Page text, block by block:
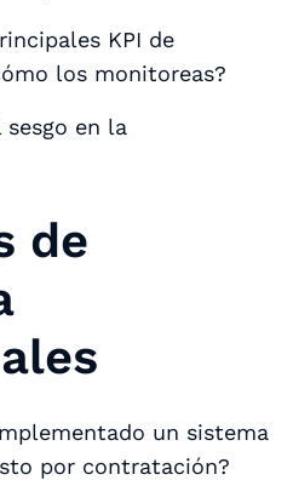
KPI de
los monitoreas?
sesgo en la
de
un sistema
por contratación?